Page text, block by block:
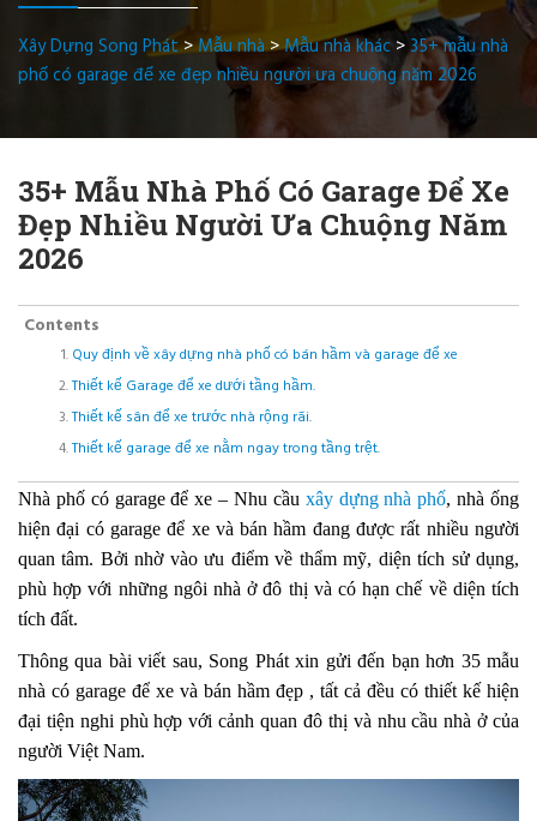
Xây Dựng Song Phát>Mẫu nhà>Mẫu nhà khác>35+ mẫu nhà
phố có garage để xe đẹp nhiều người ưa chuộng năm 2026
35+ Mẫu Nhà Phố Có Garage Để Xe
Đẹp Nhiều Người Ưa Chuộng Năm
2026
Contents
Quy định về xây dựng nhà phố có bán hầm và garage để xe
Thiết kế Garage để xe dưới tầng hầm.
Thiết kế sân để xe trước nhà rộng rãi.
Thiết kế garage để xe nằm ngay trong tầng trệt.
Nhà phố có garage để xe – Nhu cầu xây dựng nhà phố, nhà ống
hiện đại có garage để xe và bán hầm đang được rất nhiều người
quan tâm. Bởi nhờ vào ưu điểm về thẩm mỹ, diện tích sử dụng,
phù hợp với những ngôi nhà ở đô thị và có hạn chế về diện tích
tích đất.
Thông qua bài viết sau, Song Phát xin gửi đến bạn hơn 35 mẫu
nhà có garage để xe và bán hầm đẹp , tất cả đều có thiết kế hiện
đại tiện nghi phù hợp với cảnh quan đô thị và nhu cầu nhà ở của
người Việt Nam.